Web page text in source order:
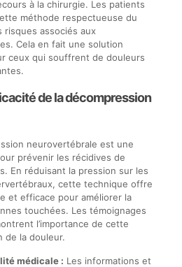
à la chirurgie. Les patients
méthode respectueuse du
associés aux
Cela en fait une solution
ceux qui souffrent de douleurs
de la décompression
neurovertébrale est une
prévenir les récidives de
En réduisant la pression sur les
cette technique offre
et efficace pour améliorer la
touchées. Les témoignages
l’importance de cette
de la douleur.
médicale : Les informations et